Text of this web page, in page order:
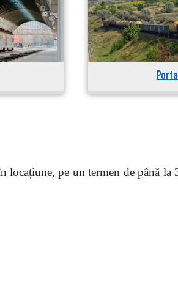
locațiune, pe un termen de până